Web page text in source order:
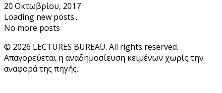
20 Οκτωβρίου, 2017
Loading new posts...
No more posts
© 2026 LECTURES BUREAU. All rights reserved.
Απαγορεύεται η αναδημοσίευση κειμένων χωρίς την
αναφορά της πηγής.